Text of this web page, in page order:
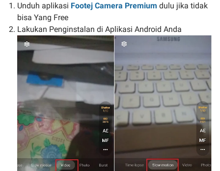
Unduh aplikasi Footej Camera Premium dulu jika tidak
bisa Yang Free
Lakukan Penginstalan di Aplikasi Android Anda